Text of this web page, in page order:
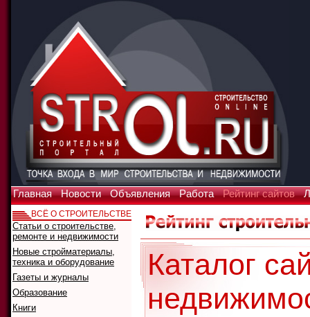
Главная Новости Объявления Работа Рейтинг сайтов
Каталог
ВСЁ О СТРОИТЕЛЬСТВЕ
Статьи о строительстве,
ремонте и недвижимости
Новые стройматериалы,
техника и оборудование
Газеты и журналы
Образование
Книги